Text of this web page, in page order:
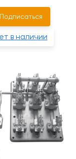
Подписаться
в наличии